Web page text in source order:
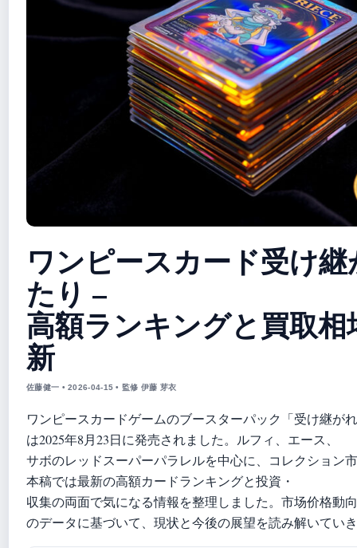
ワンピースカード受け
たり –
高額ランキングと買取相
新
佐藤健一 • 2026-04-15 • 監修 伊藤 芽衣
ワンピースカードゲームのブースターパック「受け継が
は2025年8月23日に発売されました。ルフィ、エース、
サボのレッドスーパーパラレルを中心に、コレクション
本稿では最新の高額カードランキングと投資・
収集の両面で気になる情報を整理しました。市场价格動
のデータに基づいて、現状と今後の展望を読み解いてい